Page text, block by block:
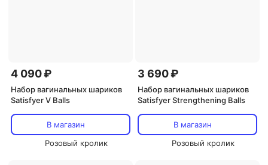
4 090 ₽
Набор вагинальных шариков
Satisfyer V Balls
В магазин
Розовый кролик
3 690 ₽
Набор вагинальных шариков
Satisfyer Strengthening Balls
В магазин
Розовый кролик